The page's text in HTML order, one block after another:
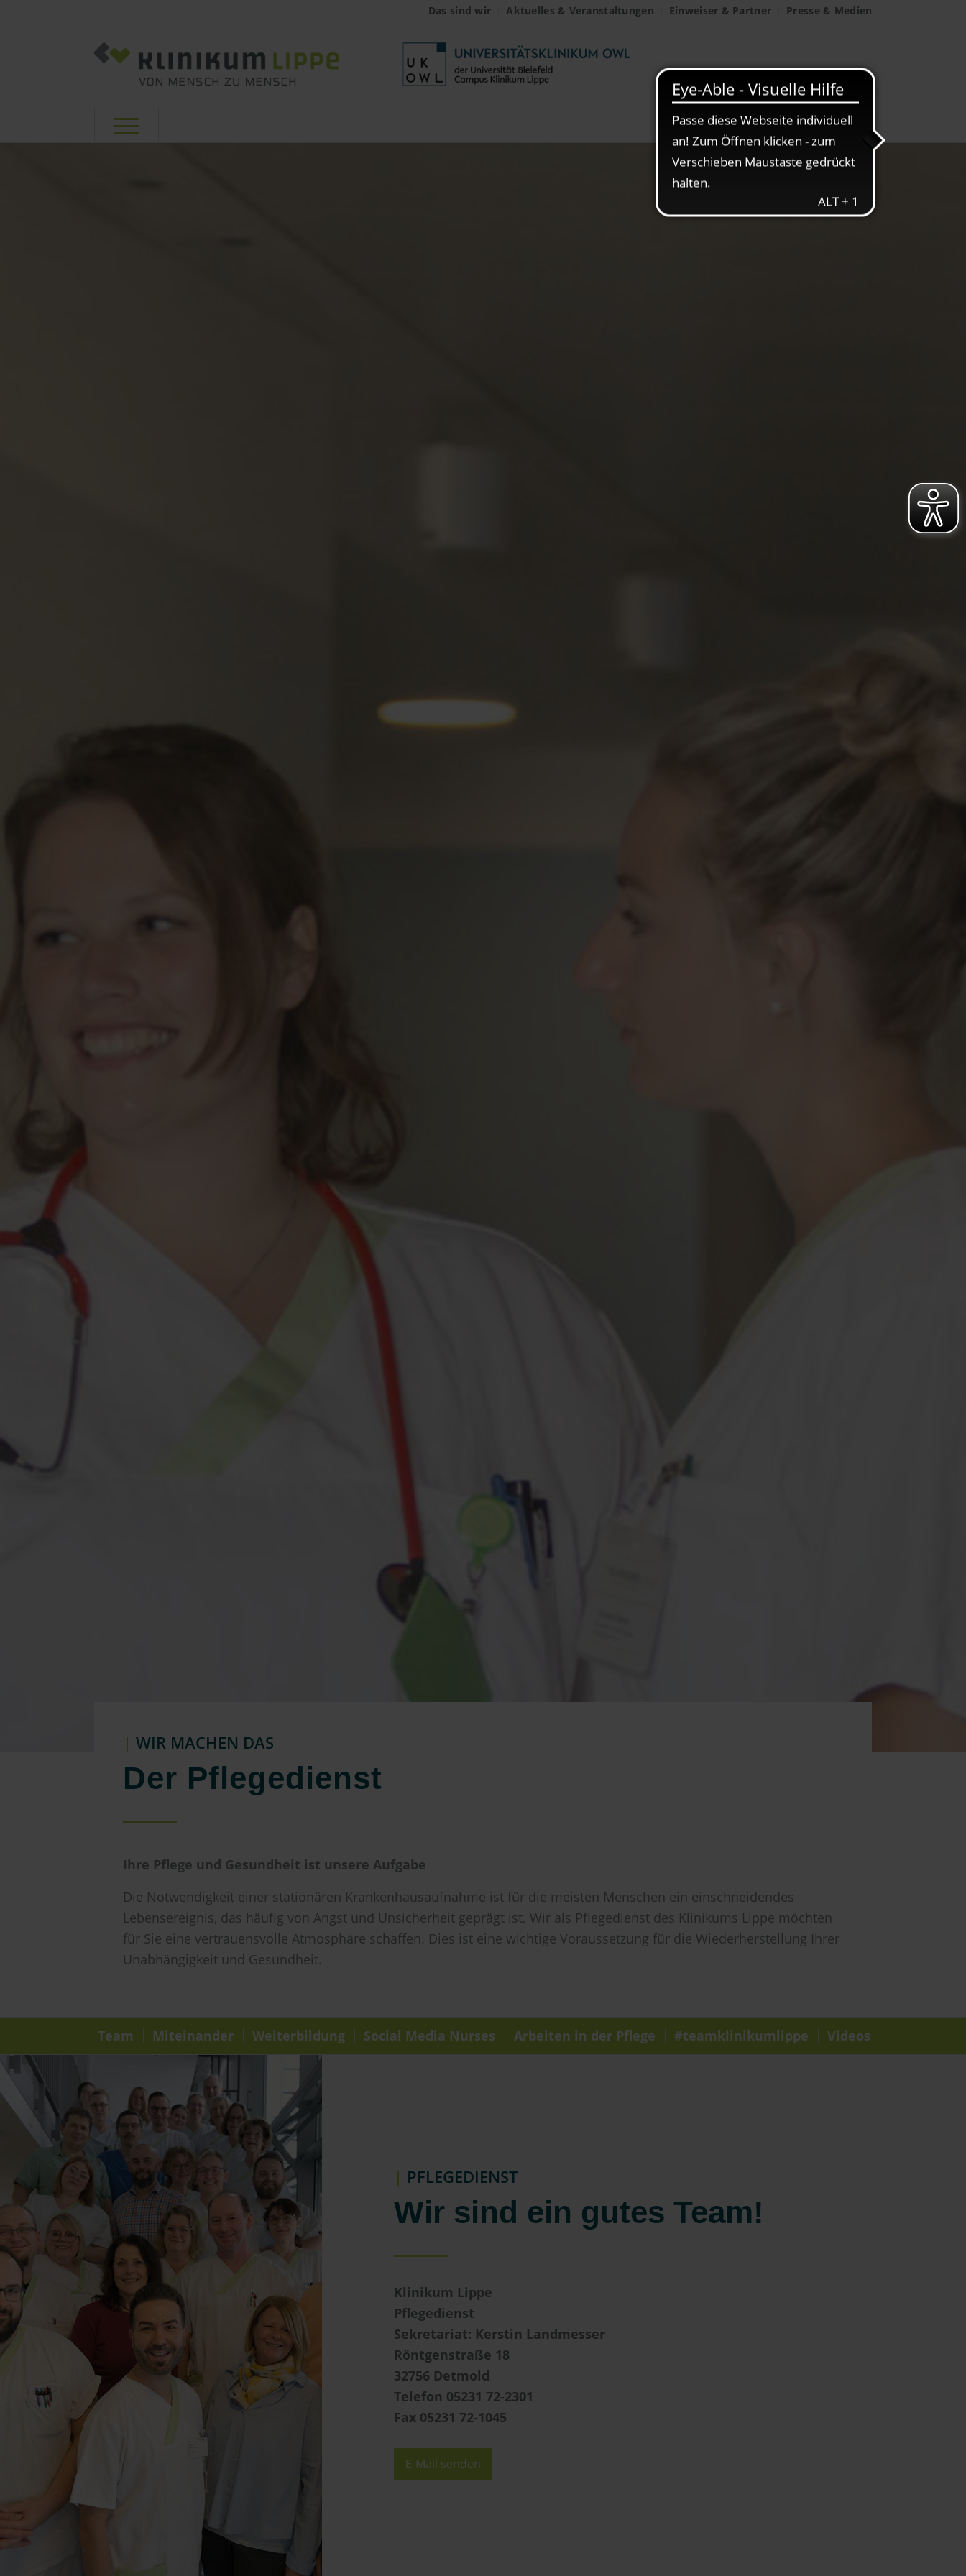
Das sind wir Aktuelles & Veranstaltungen Einweiser & Partner Presse & Medien
| WIR MACHEN DAS
Der Pflegedienst
Ihre Pflege und Gesundheit ist unsere Aufgabe
Die Notwendigkeit einer stationären Krankenhausaufnahme ist für die meisten Menschen ein einschneidendes
Lebensereignis, das häufig von Angst und Unsicherheit geprägt ist. Wir als Pflegedienst des Klinikums Lippe möchten
für Sie eine vertrauensvolle Atmosphäre schaffen. Dies ist eine wichtige Voraussetzung für die Wiederherstellung Ihrer
Unabhängigkeit und Gesundheit.
Team Miteinander Weiterbildung Social Media Nurses Arbeiten in der Pflege #teamklinikumlippe Videos
| PFLEGEDIENST
Wir sind ein gutes Team!
Klinikum Lippe
Pflegedienst
Sekretariat: Kerstin Landmesser
Röntgenstraße 18
32756 Detmold
Telefon 05231 72-2301
Fax 05231 72-1045
E-Mail senden